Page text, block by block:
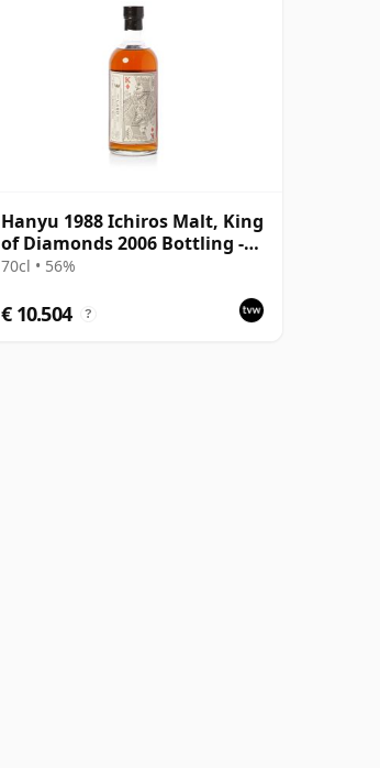
Hanyu 1988 Ichiros Malt, King
of Diamonds 2006 Bottling -
2nd Edition
70cl • 56%
€ 10.504 ?